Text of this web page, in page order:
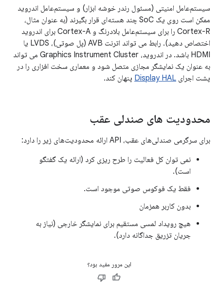
سیستم‌عامل امنیتی (مسئول رندر خوشه ابزار) و سیستم‌عامل اندروید
ممکن است روی یک SoC چند هسته‌ای قرار بگیرند (به عنوان مثال،
Cortex-R را برای سیستم‌عامل بلادرنگ و Cortex-A برای اندروید
اختصاص دهید). رابط می تواند اترنت AVB (پل صوتی)، LVDS یا
HDMI باشد. در اندروید، Graphics Instrument Cluster می تواند
به عنوان یک نمایشگر مجازی متصل شود و معماری سخت افزاری را در
پشت اجرای Display HAL پنهان کند.
محدودیت های صندلی عقب
برای سرگرمی صندلی‌های عقب، API ارائه محدودیت‌های زیر را دارد:
نمی توان کل فعالیت را طرح ریزی کرد (ارائه یک گفتگو
است).
فقط یک فوکوس صوتی موجود است.
بدون کاربر همزمان
هیچ رویداد لمسی مستقیم برای نمایشگر خارجی (نیاز به
جریان تزریق جداگانه دارد).
این مرور مفید بود؟